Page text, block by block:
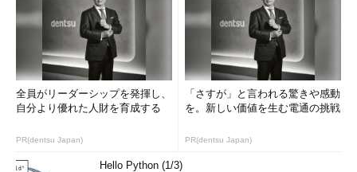
全員がリーダーシップを発揮し、
自分より優れた人財を育成する
PR(dentsu Japan)
「さすが」と言われる驚きや感動
を。新しい価値を生む電通の挑戦
PR(dentsu Japan)
Hello Python (1/3)